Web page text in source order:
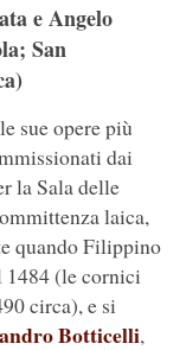
e Angelo
San
sue opere più
dai
la Sala delle
laica,
quando Filippino
1484 (le cornici
circa), e si
Botticelli,